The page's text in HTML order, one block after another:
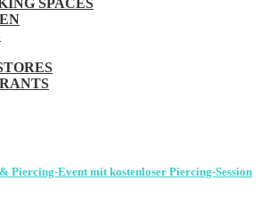
SPACES
Piercing-Event mit kostenloser Piercing-Session